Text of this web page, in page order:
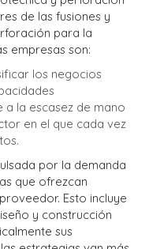
de las fusiones y
para la
empresas son:
los negocios
a la escasez de mano
en el que cada vez
por la demanda
que ofrezcan
Esto incluye
y construcción
sus